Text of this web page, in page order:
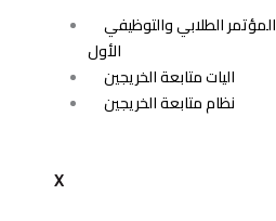
المؤتمر الطلابي والتوظيفي
الأول
اليات متابعة الخريجين
نظام متابعة الخريجين
X